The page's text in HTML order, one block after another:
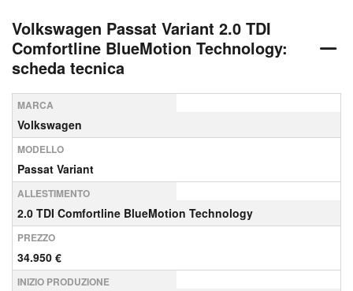
Volkswagen Passat Variant 2.0 TDI
Comfortline BlueMotion Technology:
scheda tecnica
MARCA
Volkswagen
MODELLO
Passat Variant
ALLESTIMENTO
2.0 TDI Comfortline BlueMotion Technology
PREZZO
34.950 €
INIZIO PRODUZIONE